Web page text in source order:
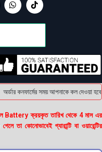
অর্ডার কনফার্মের সময় আপনাকে কল দেওয়া
ক্রয়কৃত তারিখ থেকে 4 মাস এর
তা কোনোভাবেই গ্যারান্টি বা ওয়ারেন্টির